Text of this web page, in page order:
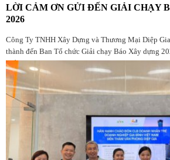
LỜI CẢM ƠN GỬI ĐẾN GIẢI CHẠY
2026
Công Ty TNHH Xây Dựng và Thương Mại Diệp
thành đến Ban Tổ chức Giải chạy Báo Xây dựng
thể thao ý nghĩa, chuyên nghiệp và giàu giá trị
yêu chạy bộ, đặc biệt là những người đang làm